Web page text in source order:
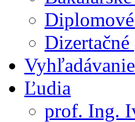
Dizertačné
Vyhľadávanie
Ľudia
prof. Ing.